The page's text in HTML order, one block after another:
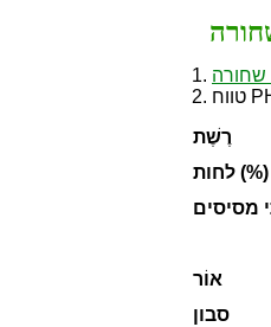
רֶשֶׁת
לחות (%)
אוֹר
סבון